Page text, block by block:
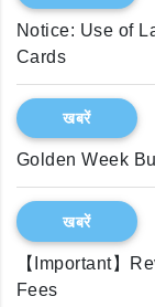
Notice: Use of
Cards
खबरें
Golden Week
खबरें
【Important】
Fees